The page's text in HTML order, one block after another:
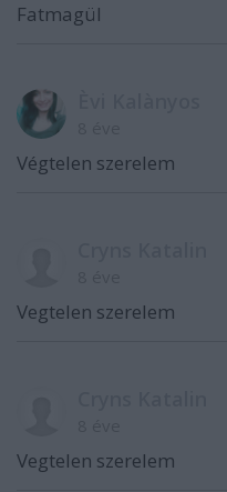
Fatmagül
Végtelen szerelem
Vegtelen szerelem
Vegtelen szerelem